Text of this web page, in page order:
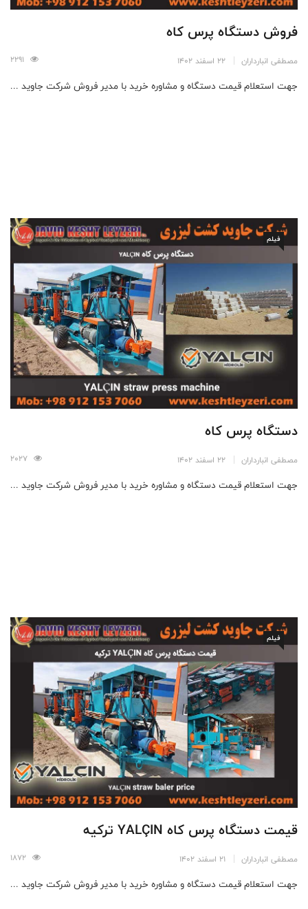
فروش دستگاه پرس کاه
مصطفی انبارداران 22 اسفند 1402
جهت استعلام قیمت دستگاه و مشاوره خرید با مدیر فروش شرکت جاوید ...
فیلم
دستگاه پرس کاه
مصطفی انبارداران 22 اسفند 1402
جهت استعلام قیمت دستگاه و مشاوره خرید با مدیر فروش شرکت جاوید ...
فیلم
قیمت دستگاه پرس کاه YALÇIN ترکیه
مصطفی انبارداران 21 اسفند 1402
جهت استعلام قیمت دستگاه و مشاوره خرید با مدیر فروش شرکت جاوید ...